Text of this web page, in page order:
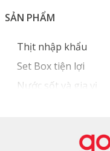
SẢN PHẨM
Thịt nhập khẩu
Set Box tiện lợi
Nước sốt và gia vị